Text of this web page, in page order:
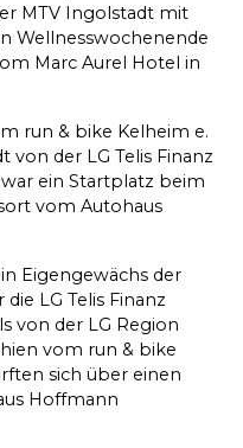
MTV Ingolstadt mit
Wellnesswochenende
Marc Aurel Hotel in
run & bike Kelheim e.
von der LG Telis Finanz
ein Startplatz beim
vom Autohaus
Eigengewächs der
LG Telis Finanz
von der LG Region
vom run & bike
sich über einen
Hoffmann